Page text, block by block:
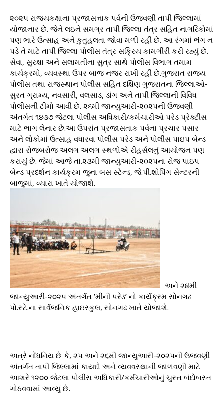
૨૦૨૫ રાજ્યકક્ષાના પ્રજાસત્તાક પર્વની ઉજવણી તાપી જિલ્લામાં
યોજાનાર છે. જેને લઇને સમગ્ર તાપી જિલ્લા તંત્ર સહિત નાગરિકોમાં
પણ ભારે ઉત્સાહ અને કુતુહલતા જોવા મળી રહી છે. આ રંગમાં ભંગ ન
પડે તે માટે તાપી જિલ્લા પોલીસ તંત્ર સક્રિય કામગીરી કરી રહ્યું છે.
સેવા, સુરક્ષા અને સલામતીના સુત્ર સાથે પોલીસ વિભાગ તમામ
કાર્યક્રમો, વ્યવસ્થા ઉપર બાજ નજર રાખી રહી છે.ગુજરાત રાજ્ય
પોલીસ તથા રાજસ્થાન પોલીસ સહિત દક્ષિણ ગુજરાતના જિલ્લાઓ-
સુરત ગ્રામ્ય, નવસારી, વલસાડ, ડાંગ અને તાપી જિલ્લાની વિવિધ
પોલીસની ટીમો આવી છે. ૨૬મી જાન્યુઆરી-૨૦૨૫ની ઉજવણી
અંતર્ગત ૧૪૩૭ જેટલા પોલીસ અધિકારી/કર્મચારીઓ પરેડ પ્રેક્ટીસ
માટે ભાગ લેનાર છે.આ ઉપરાંત પ્રજાસતાક પર્વના પ્રચાર પસાર
અને લોકોમાં ઉત્સાહ વધારવા પોલીસ પરેડ અને પોલીસ પાઇપ બેન્ડ
દ્વારા રોજબરોજ અલગ અલગ સ્થળોએ રીહર્સલનું આયોજન પણ
કરાયું છે. જેમાં આજે તા.૨૩મી જાન્યુઆરી-૨૦૨૫ના રોજ પાઇપ
બેન્ડ પ્રદર્શન કાર્યક્રમ જુના બસ સ્ટેન્ડ, જે.પી.શોપિંગ સેન્ટરની
બાજુમાં, વ્યારા ખાતે યોજાશે.
અને ૨૪મી
જાન્યુઆરી-૨૦૨૫ અંતર્ગત ’મીની પરેડ’ નો કાર્યક્રમ સોનગઢ
પો.સ્ટે.ના સાર્વજનિક હાઇસ્કુલ, સોનગઢ ખાતે યોજાશે.
અત્રે નોંધનિય છે કે, ૨૫ અને ૨૬મી જાન્યુઆરી-૨૦૨૫ની ઉજવણી
અંતર્ગત તાપી જિલ્લામાં કાયદો અને વ્યવવસ્થાની જાળવણી માટે
આશરે ૧૨૦૦ જેટલા પોલીસ અધિકારી/કર્મચારીઓનું ચુસ્ત બંદોબસ્ત
ગોઠવવામાં આવ્યું છે.